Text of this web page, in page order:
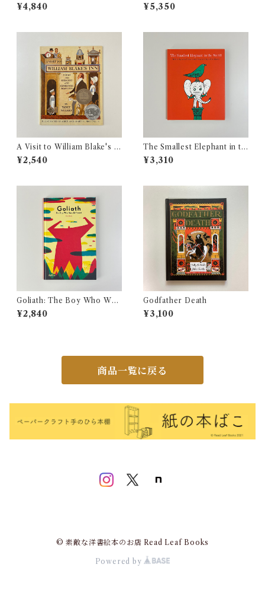
¥4,840 ¥5,350
A Visit to William Blake's I
nn: Poems for Innocent an
d Experienced Travelers
¥2,540
The Smallest Elephant in th
e World
¥3,310
Goliath: The Boy Who Was
Different
¥2,840
Godfather Death
¥3,100
商品一覧に戻る
© 素敵な洋書絵本のお店 Read Leaf Books
Powered by